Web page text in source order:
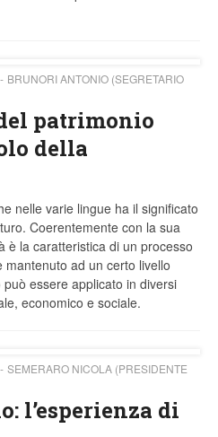
BRUNORI ANTONIO (SEGRETARIO
patrimonio
della
nelle varie lingue ha il significato
Coerentemente con la sua
è la caratteristica di un processo
ad un certo livello
essere applicato in diversi
economico e sociale.
SEMERARO NICOLA (PRESIDENTE
l’esperienza di